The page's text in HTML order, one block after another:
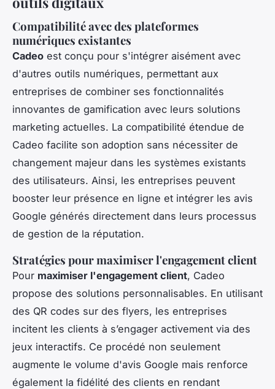
Compatibilité avec des plateformes
numériques existantes
Cadeo est conçu pour s'intégrer aisément avec
d'autres outils numériques, permettant aux
entreprises de combiner ses fonctionnalités
innovantes de gamification avec leurs solutions
marketing actuelles. La compatibilité étendue de
Cadeo facilite son adoption sans nécessiter de
changement majeur dans les systèmes existants
des utilisateurs. Ainsi, les entreprises peuvent
booster leur présence en ligne et intégrer les avis
Google générés directement dans leurs processus
de gestion de la réputation.
Stratégies pour maximiser l'engagement client
Pour maximiser l'engagement client, Cadeo
propose des solutions personnalisables. En utilisant
des QR codes sur des flyers, les entreprises
incitent les clients à s’engager activement via des
jeux interactifs. Ce procédé non seulement
augmente le volume d'avis Google mais renforce
également la fidélité des clients en rendant